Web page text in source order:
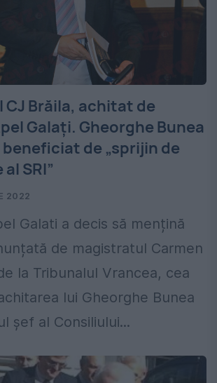
CJ Brăila, achitat de
Galați. Gheorghe Bunea
de „sprijin de
SRI”
2022
Galati a decis să mențină
de magistratul Carmen
la Tribunalul Vrancea, cea
lui Gheorghe Bunea
șef al Consiliului...